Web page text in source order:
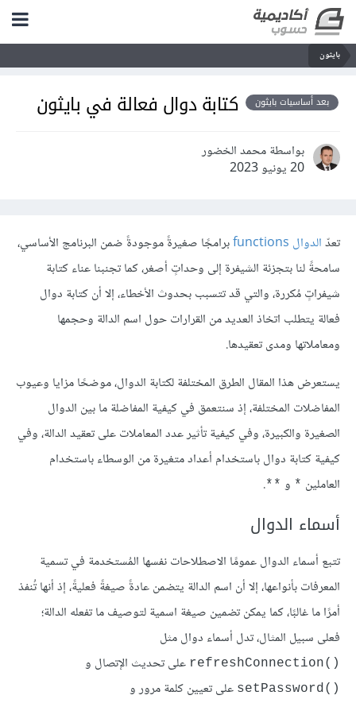
بايثون
بعد أساسيات بايثون كتابة دوال فعالة في بايثون
بواسطة محمد الخضور
20 يونيو 2023
تعدّالدوال functions
برامجًا صغيرةً موجودةً ضمن البرنامج الأساسي،
سامحةً لنا بتجزئة الشيفرة إلى وحداتٍ أصغر، كما تجنبنا عناء كتابة
شيفراتٍ مُكررة، والتي قد تتسبب بحدوث الأخطاء، إلا أن كتابة دوال
فعالة يتطلب اتخاذ العديد من القرارات حول اسم الدالة وحجمها
ومعاملاتها ومدى تعقيدها.
يستعرض هذا المقال الطرق المختلفة لكتابة الدوال، موضحًا مزايا وعيوب
المفاضلات المختلفة، إذ سنتعمق في كيفية المفاضلة ما بين الدوال
الصغيرة والكبيرة، وفي كيفية تأثير عدد المعاملات على تعقيد الدالة، وفي
كيفية كتابة دوال باستخدام أعداد متغيرة من الوسطاء باستخدام
العاملين * و **
.
أسماء الدوال
تتبع أسماء الدوال عمومًا الاصطلاحات نفسها المُستخدمة في تسمية
المعرفات بأنواعها، إلا أن اسم الدالة يتضمن عادةً صيغةً فعليةً، إذ أنها تُنفذ
أمرًا ما غالبًا، كما يمكن تضمين صيغة اسمية لتوصيف ما تفعله الدالة؛
فعلى سبيل المثال، تدل أسماء دوال مثل
()refreshConnection على تحديث الإتصال و
()setPassword على تعيين كلمة مرور و